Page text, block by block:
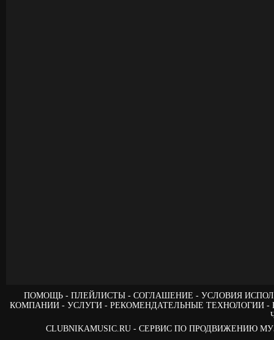
ПОМОЩЬ ПЛЕЙЛИСТЫ СОГЛАШЕНИЕ
УСЛОВИЯ
КОМПАНИИ
УСЛУГИ РЕКОМЕНДАТЕЛЬНЫЕ ТЕХНОЛОГИИ
CLUBNIKAMUSIC.RU - СЕРВИС ПО ПРОДВИЖЕНИЮ